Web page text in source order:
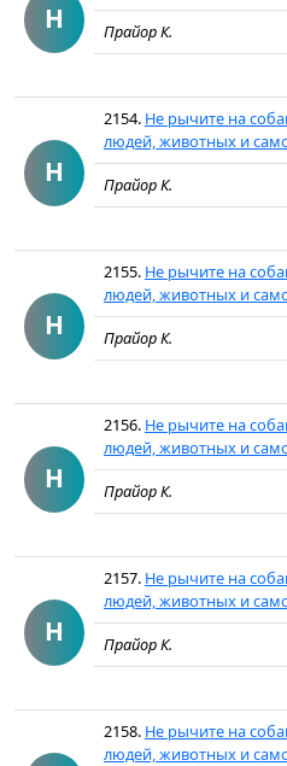
Н
Прайор К.
Н
2154. Не рычите на
людей, животных и
Прайор К.
Н
2155. Не рычите на
людей, животных и
Прайор К.
Н
2156. Не рычите на
людей, животных и
Прайор К.
Н
2157. Не рычите на
людей, животных и
Прайор К.
2158. Не рычите на
людей, животных и